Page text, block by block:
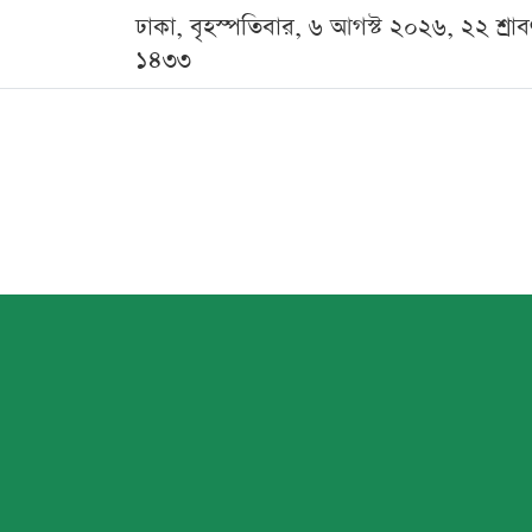
ঢাকা, বৃহস্পতিবার, ৬ আগস্ট ২০২৬, ২২
১৪৩৩